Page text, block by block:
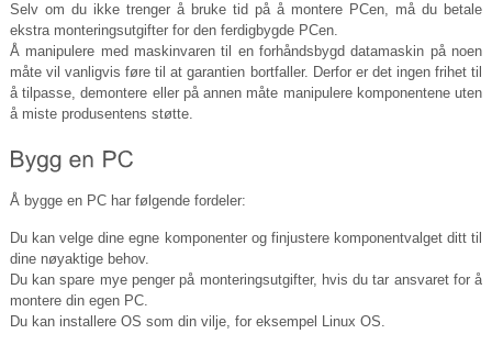
Selv om du ikke trenger å bruke tid på å montere PCen, må du betale
ekstra monteringsutgifter for den ferdigbygde PCen.
Å manipulere med maskinvaren til en forhåndsbygd datamaskin på noen
måte vil vanligvis føre til at garantien bortfaller. Derfor er det ingen frihet til
å tilpasse, demontere eller på annen måte manipulere komponentene uten
å miste produsentens støtte.
Å bygge en PC har følgende fordeler:
Du kan velge dine egne komponenter og finjustere komponentvalget ditt til
dine nøyaktige behov.
Du kan spare mye penger på monteringsutgifter, hvis du tar ansvaret for å
montere din egen PC.
Du kan installere OS som din vilje, for eksempel Linux OS.